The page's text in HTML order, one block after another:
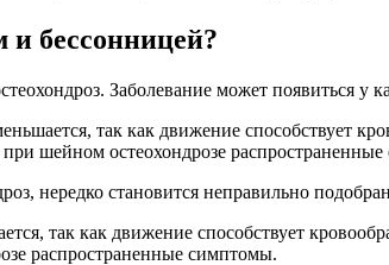
бессонницей?
Заболевание может появиться у
так как движение способствует
шейном остеохондрозе
нередко становится неправильно
так как движение способствует
распространенные симптомы.